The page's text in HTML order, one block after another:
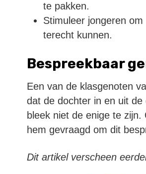
te pakken.
Stimuleer jongeren
terecht kunnen.
Bespreekbaar
Een van de klasgenoten
dat de dochter in en uit
bleek niet de enige te
hem gevraagd om dit
Dit artikel verscheen